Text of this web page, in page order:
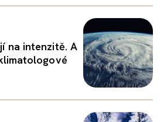
na intenzitě. A